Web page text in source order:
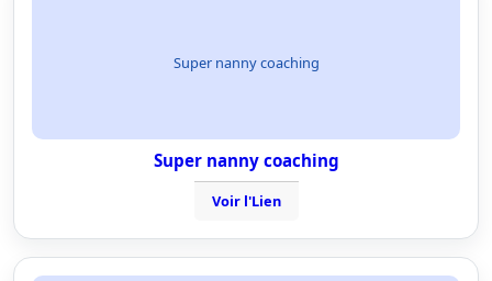
Super nanny coaching
Super nanny coaching
Voir l'Lien